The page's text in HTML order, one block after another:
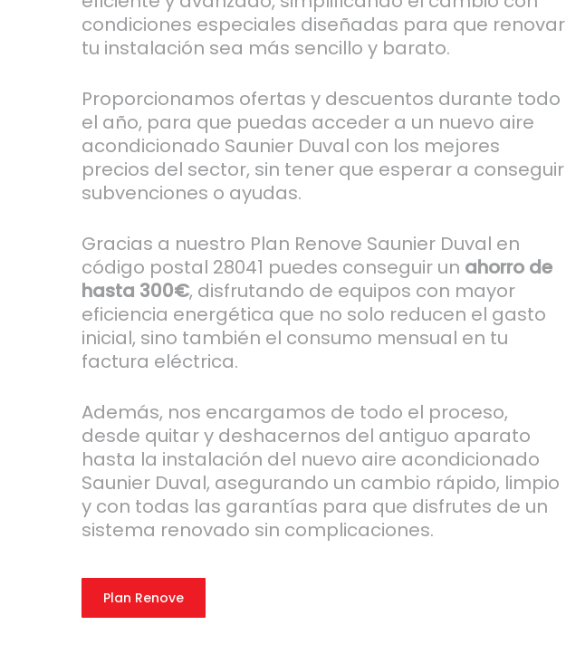
condiciones especiales diseñadas para que renovar
tu instalación sea más sencillo y barato.
Proporcionamos ofertas y descuentos durante todo
el año, para que puedas acceder a un nuevo aire
acondicionado Saunier Duval con los mejores
precios del sector, sin tener que esperar a conseguir
subvenciones o ayudas.
Gracias a nuestro Plan Renove Saunier Duval en
código postal 28041 puedes conseguir un ahorro de
hasta 300€, disfrutando de equipos con mayor
eficiencia energética que no solo reducen el gasto
inicial, sino también el consumo mensual en tu
factura eléctrica.
Además, nos encargamos de todo el proceso,
desde quitar y deshacernos del antiguo aparato
hasta la instalación del nuevo aire acondicionado
Saunier Duval, asegurando un cambio rápido, limpio
y con todas las garantías para que disfrutes de un
sistema renovado sin complicaciones.
Plan Renove